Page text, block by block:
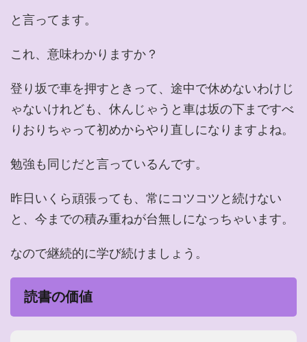
と言ってます。
これ、意味わかりますか？
登り坂で車を押すときって、途中で休めないわけじ
ゃないけれども、休んじゃうと車は坂の下まですべ
りおりちゃって初めからやり直しになりますよね。
勉強も同じだと言っているんです。
昨日いくら頑張っても、常にコツコツと続けない
と、今までの積み重ねが台無しになっちゃいます。
なので継続的に学び続けましょう。
読書の価値